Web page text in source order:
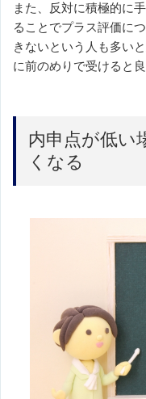
また、反対に積極的に
ることでプラス評価に
きないという人も多い
に前のめりで受けると
内申点が低い
くなる